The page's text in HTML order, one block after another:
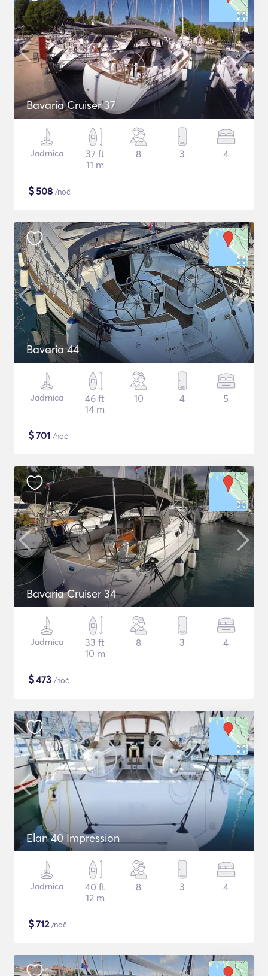
Bavaria Cruiser 37
Jadrnica
37 ft
11 m
8 3 4
$508 /noč
Bavaria 44
Jadrnica
46 ft
14 m
10 4 5
$701 /noč
Bavaria Cruiser 34
Jadrnica
33 ft
10 m
8 3 4
$473 /noč
Elan 40 Impression
Jadrnica
40 ft
12 m
8 3 4
$712/noč